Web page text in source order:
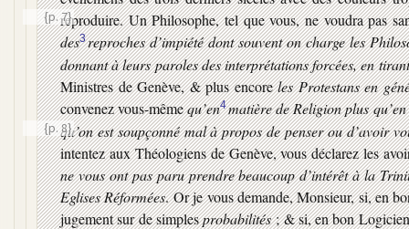
reproduire. Un Philosophe, tel que vous, ne voudra pas
{p. 7}
des3reproches d’impiété dont souvent on charge les
donnant à leurs paroles des interprétations forcées, en
Ministres de Genève, & plus encoreles Protestans en
convenez vous-mêmequ’en4matière de Religion plus
qu’on est soupçonné mal à propos de penser ou d’avoir
{p. 8}
intentez aux Théologiens de Genève, vous déclarez les
ne vous ont pas paru prendre beaucoup d’intérêt à la
Eglises Réformées. Or je vous demande, Monsieur, si, en
jugement sur de simplesprobabilités; & si, en bon